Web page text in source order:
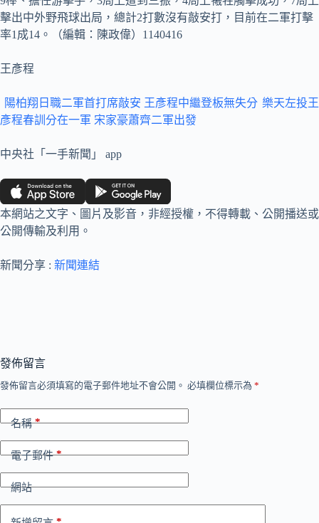
擊出中外野飛球出局，總計2打數沒有敲安打，目前在二軍打擊
率1成14。（編輯：陳政偉）1140416
王彥程
陽柏翔日職二軍首打席敲安 王彥程中繼登板無失分 樂天左投王
彥程春訓分在一軍 宋家豪蕭齊二軍出發
中央社「一手新聞」 app
本網站之文字、圖片及影音，非經授權，不得轉載、公開播送或
公開傳輸及利用。
新聞分享 : 新聞連結
發佈留言
發佈留言必須填寫的電子郵件地址不會公開。 必填欄位標示為 *
名稱*
電子郵件*
網站